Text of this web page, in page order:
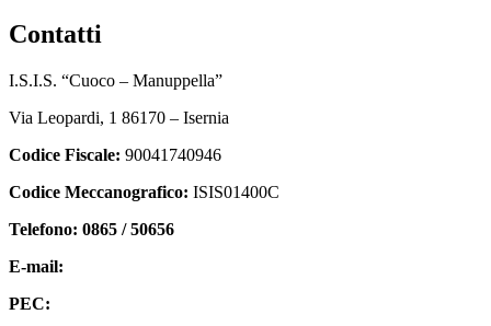
contatti
I.S.I.S. “Cuoco – Manuppella”
Via Leopardi, 1 86170 – Isernia
Codice Fiscale: 90041740946
Codice Meccanografico: ISIS01400C
Telefono: 0865 / 50656
E-mail:
PEC: